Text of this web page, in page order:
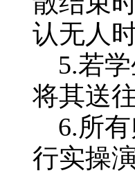
认无人
5.若
将其送
6.所
行实操